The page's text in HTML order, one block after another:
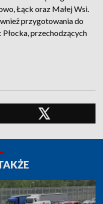
Łąck oraz Małej Wsi.
przygotowania do
przechodzących